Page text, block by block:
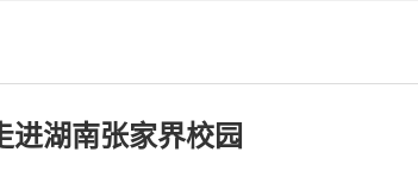
进湖南张家界校园